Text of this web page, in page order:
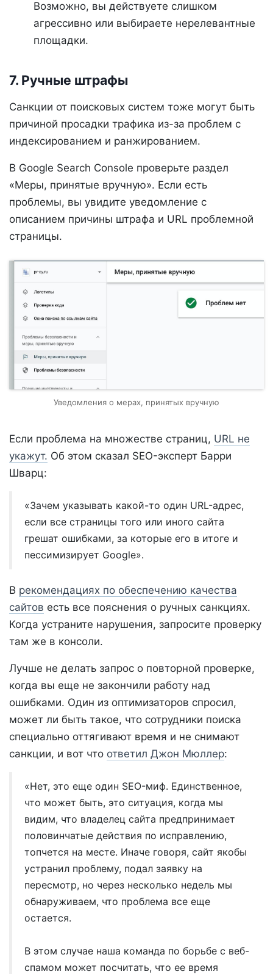
Возможно, вы действуете слишком
агрессивно или выбираете нерелевантные
площадки.
7. Ручные штрафы
Санкции от поисковых систем тоже могут быть
причиной просадки трафика из-за проблем с
индексированием и ранжированием.
В Google Search Console проверьте раздел
«Меры, принятые вручную». Если есть
проблемы, вы увидите уведомление с
описанием причины штрафа и URL проблемной
страницы.
Уведомления о мерах, принятых вручную
Если проблема на множестве страниц, URL не
укажут. Об этом сказал SEO-эксперт Барри
Шварц:
«Зачем указывать какой-то один URL-адрес,
если все страницы того или иного сайта
грешат ошибками, за которые его в итоге и
пессимизирует Google».
В рекомендациях по обеспечению качества
сайтов есть все пояснения о ручных санкциях.
Когда устраните нарушения, запросите проверку
там же в консоли.
Лучше не делать запрос о повторной проверке,
когда вы еще не закончили работу над
ошибками. Один из оптимизаторов спросил,
может ли быть такое, что сотрудники поиска
специально оттягивают время и не снимают
санкции, и вот что ответил Джон Мюллер:
«Нет, это еще один SEO-миф. Единственное,
что может быть, это ситуация, когда мы
видим, что владелец сайта предпринимает
половинчатые действия по исправлению,
топчется на месте. Иначе говоря, сайт якобы
устранил проблему, подал заявку на
пересмотр, но через несколько недель мы
обнаруживаем, что проблема все еще
остается.
В этом случае наша команда по борьбе с веб-
спамом может посчитать, что ее время